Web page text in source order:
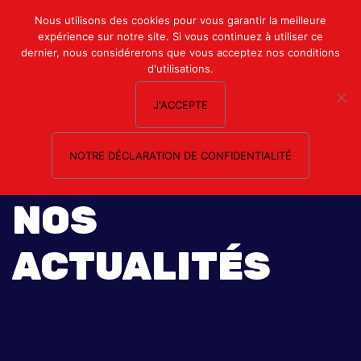
Mon compte
Nous contacter
NOS
ACTUALITÉS
Nous utilisons des cookies pour vous garantir la meilleure
expérience sur notre site. Si vous continuez à utiliser ce
dernier, nous considérerons que vous acceptez nos conditions
d'utilisations.
J'ACCEPTE
NOTRE DÉCLARATION DE CONFIDENTIALITÉ